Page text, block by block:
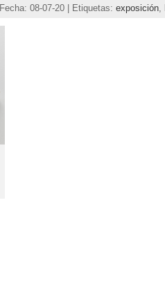
Fecha: 08-07-20 | Etiquetas: exposición,